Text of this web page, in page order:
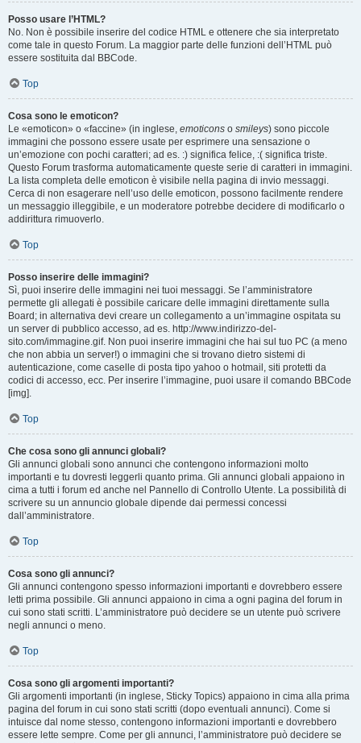
Posso usare l’HTML?
No. Non è possibile inserire del codice HTML e ottenere che sia interpretato
come tale in questo Forum. La maggior parte delle funzioni dell’HTML può
essere sostituita dal BBCode.
Top
Cosa sono le emoticon?
Le «emoticon» o «faccine» (in inglese, emoticons o smileys) sono piccole
immagini che possono essere usate per esprimere una sensazione o
un’emozione con pochi caratteri; ad es. :) significa felice, :( significa triste.
Questo Forum trasforma automaticamente queste serie di caratteri in immagini.
La lista completa delle emoticon è visibile nella pagina di invio messaggi.
Cerca di non esagerare nell’uso delle emoticon, possono facilmente rendere
un messaggio illeggibile, e un moderatore potrebbe decidere di modificarlo o
addirittura rimuoverlo.
Top
Posso inserire delle immagini?
Sì, puoi inserire delle immagini nei tuoi messaggi. Se l’amministratore
permette gli allegati è possibile caricare delle immagini direttamente sulla
Board; in alternativa devi creare un collegamento a un’immagine ospitata su
un server di pubblico accesso, ad es. http://www.indirizzo-del-
sito.com/immagine.gif. Non puoi inserire immagini che hai sul tuo PC (a meno
che non abbia un server!) o immagini che si trovano dietro sistemi di
autenticazione, come caselle di posta tipo yahoo o hotmail, siti protetti da
codici di accesso, ecc. Per inserire l’immagine, puoi usare il comando BBCode
[img].
Top
Che cosa sono gli annunci globali?
Gli annunci globali sono annunci che contengono informazioni molto
importanti e tu dovresti leggerli quanto prima. Gli annunci globali appaiono in
cima a tutti i forum ed anche nel Pannello di Controllo Utente. La possibilità di
scrivere su un annuncio globale dipende dai permessi concessi
dall’amministratore.
Top
Cosa sono gli annunci?
Gli annunci contengono spesso informazioni importanti e dovrebbero essere
letti prima possibile. Gli annunci appaiono in cima a ogni pagina del forum in
cui sono stati scritti. L’amministratore può decidere se un utente può scrivere
negli annunci o meno.
Top
Cosa sono gli argomenti importanti?
Gli argomenti importanti (in inglese, Sticky Topics) appaiono in cima alla prima
pagina del forum in cui sono stati scritti (dopo eventuali annunci). Come si
intuisce dal nome stesso, contengono informazioni importanti e dovrebbero
essere lette sempre. Come per gli annunci, l’amministratore può decidere se